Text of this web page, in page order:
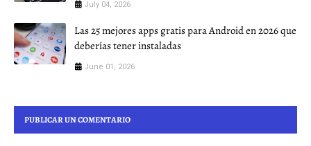
July 04, 2026
Las 25 mejores apps gratis para Android en 2026 que
deberías tener instaladas
June 01, 2026
PUBLICAR UN COMENTARIO